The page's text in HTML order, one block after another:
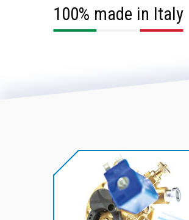
100% made in Italy